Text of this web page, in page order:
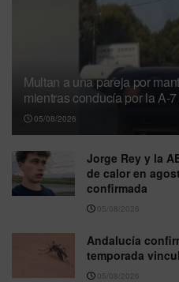
Multan a una pareja por
mientras conducía por la A-
05/08/2026
Jorge Rey y la
de calor en
confirmada
05/08/2026
Andalucía
temporada
05/08/2026